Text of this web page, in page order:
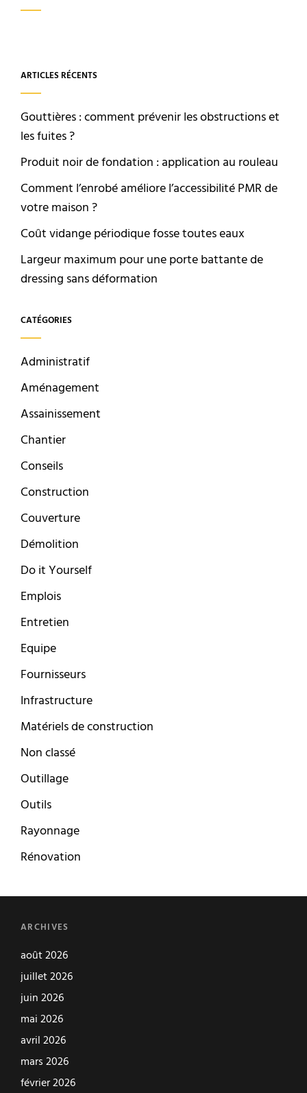
ARTICLES RÉCENTS
Gouttières : comment prévenir les obstructions et
les fuites ?
Produit noir de fondation : application au rouleau
Comment l’enrobé améliore l’accessibilité PMR de
votre maison ?
Coût vidange périodique fosse toutes eaux
Largeur maximum pour une porte battante de
dressing sans déformation
CATÉGORIES
Administratif
Aménagement
Assainissement
Chantier
Conseils
Construction
Couverture
Démolition
Do it Yourself
Emplois
Entretien
Equipe
Fournisseurs
Infrastructure
Matériels de construction
Non classé
Outillage
Outils
Rayonnage
Rénovation
ARCHIVES
août 2026
juillet 2026
juin 2026
mai 2026
avril 2026
mars 2026
février 2026